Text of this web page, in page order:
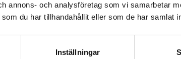
annons- och analysföretag som vi samarbetar
du har tillhandahållit eller som de har samlat
Inställningar